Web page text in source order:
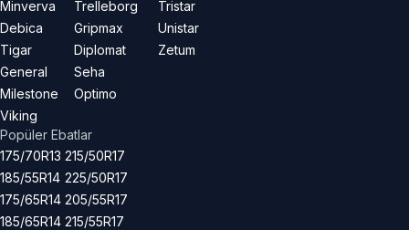
Minverva
Debica
Tigar
General
Milestone
Viking
Trelleborg
Gripmax
Diplomat
Seha
Optimo
Tristar
Unistar
Zetum
Popüler Ebatlar
175/70R13
185/55R14
175/65R14
185/65R14
215/50R17
225/50R17
205/55R17
215/55R17